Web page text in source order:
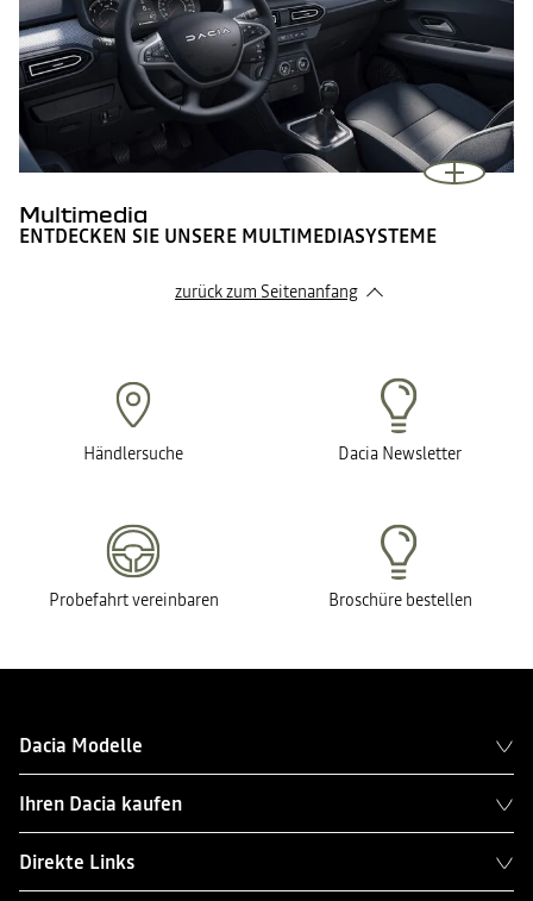
Multimedia
ENTDECKEN SIE UNSERE MULTIMEDIASYSTEME
zurück zum Seitenanfang
Händlersuche Dacia Newsletter
Probefahrt vereinbaren Broschüre bestellen
Dacia Modelle
Ihren Dacia kaufen
Direkte Links